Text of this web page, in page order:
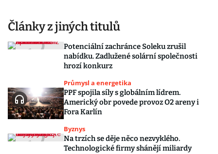
Články z jiných titulů
Potenciální zachránce Soleku zrušil
nabídku. Zadlužené solární společnosti
hrozí konkurz
Průmysl a energetika
PPF spojila síly s globálním lídrem.
Americký obr povede provoz O2 areny i
Fora Karlín
Byznys
Na trzích se děje něco nezvyklého.
Technologické firmy shánějí miliardy